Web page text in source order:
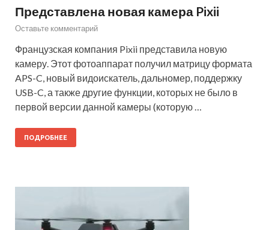
Представлена новая камера Pixii
Оставьте комментарий
Французская компания Pixii представила новую
камеру. Этот фотоаппарат получил матрицу формата
APS-C, новый видоискатель, дальномер, поддержку
USB-C, а также другие функции, которых не было в
первой версии данной камеры (которую …
ПОДРОБНЕЕ